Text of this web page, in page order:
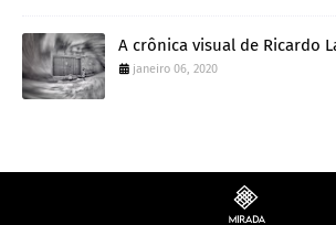
A crônica visual de Ricardo
janeiro 06, 2020